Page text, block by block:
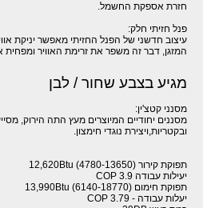
חזרת אספקת החשמל.
פנל חזיתי חלק:
עיצוב חדשני של הפנל החזיתי מאפשר יניקת
המזגן, דבר זה משפר את זרימת האוויר
מגיע בצבע שחור / לבן
מסנני קטצ'ין:
מסננים יחודיים המיוצרים מעץ התה הירוק,
ובקטריות,ויצירת נוגדי חימצון.
תפוקת קירור (12,620Btu (4780-13650
יעילות עבודה 3.9 COP
תפוקת חימום (13,990Btu (6140-18770
יעלות עבודה - COP 3.79